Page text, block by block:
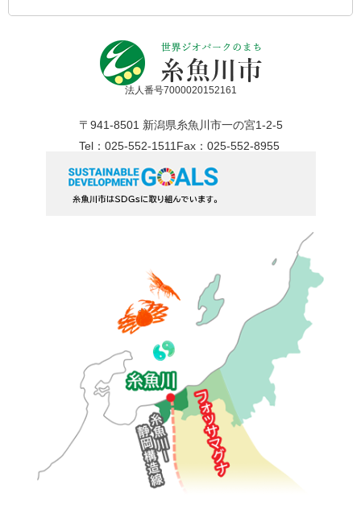
法人番号7000020152161
〒941-8501 新潟県糸魚川市一の宮1-2-5
Tel：025-552-1511 Fax：025-552-8955